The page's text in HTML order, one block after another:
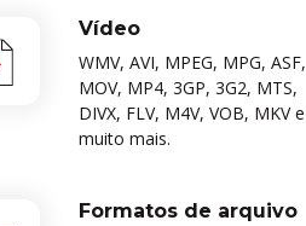
Vídeo
WMV, AVI, MPEG, MPG, ASF,
MOV, MP4, 3GP, 3G2, MTS,
DIVX, FLV, M4V, VOB, MKV e
muito mais.
Formatos de arquivo